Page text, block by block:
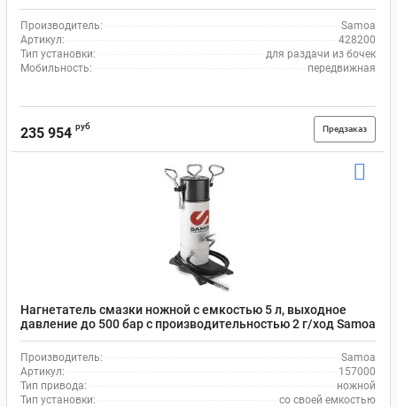
Производитель:
Samoa
Артикул:
428200
Тип установки:
для раздачи из бочек
Мобильность:
передвижная
235 954 руб Предзаказ
Нагнетатель смазки ножной с емкостью 5 л, выходное
давление до 500 бар с производительностью 2 г/ход Samoa
157000
Производитель:
Samoa
Артикул:
157000
Тип привода:
ножной
Тип установки:
со своей емкостью